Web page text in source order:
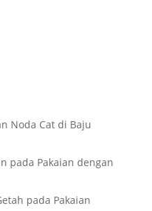
Noda Cat di Baju
pada Pakaian dengan
pada Pakaian